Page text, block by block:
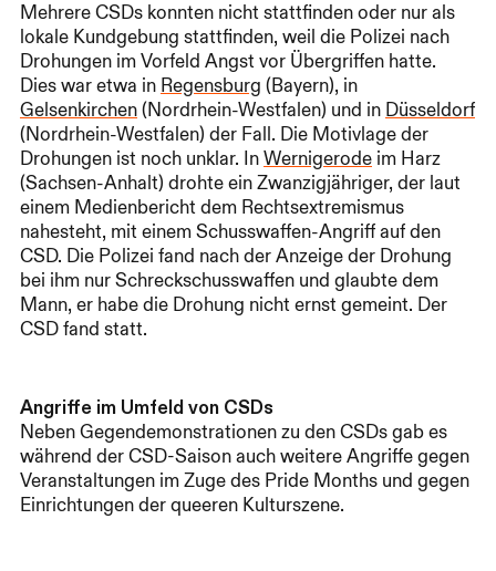
Mehrere CSDs konnten nicht stattfinden oder nur als
lokale Kundgebung stattfinden, weil die Polizei nach
Drohungen im Vorfeld Angst vor Übergriffen hatte.
Dies war etwa in Regensburg (Bayern), in
Gelsenkirchen(Nordrhein-Westfalen) und in Düsseldorf
(Nordrhein-Westfalen) der Fall. Die Motivlage der
Drohungen ist noch unklar. InWernigerode im Harz
(Sachsen-Anhalt) drohte ein Zwanzigjähriger, der laut
einem Medienbericht dem Rechtsextremismus
nahesteht, mit einem Schusswaffen-Angriff auf den
CSD. Die Polizei fand nach der Anzeige der Drohung
bei ihm nur Schreckschusswaffen und glaubte dem
Mann, er habe die Drohung nicht ernst gemeint. Der
CSD fand statt.
Angriffe im Umfeld von CSDs
Neben Gegendemonstrationen zu den CSDs gab es
während der CSD-Saison auch weitere Angriffe gegen
Veranstaltungen im Zuge des Pride Months und gegen
Einrichtungen der queeren Kulturszene.